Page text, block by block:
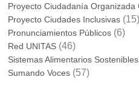
Proyecto Ciudadanía Organizada
Proyecto Ciudades Inclusivas (15)
Pronunciamientos Públicos (6)
Red UNITAS (46)
Sistemas Alimentarios Sostenibles
Sumando Voces (57)